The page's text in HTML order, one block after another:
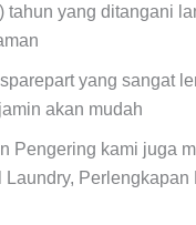
tahun yang ditangani
yang sangat
akan mudah
Pengering kami juga
Perlengkapan